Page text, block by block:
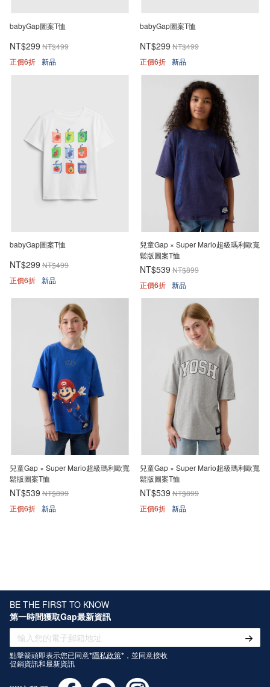
babyGap圖案T恤
NT$299 NT$499
正價6折 新品
babyGap圖案T恤
NT$299 NT$499
正價6折 新品
babyGap圖案T恤
NT$299 NT$499
正價6折 新品
兒童Gap × Super Mario超級瑪利歐寬
鬆版圖案T恤
NT$539 NT$899
正價6折 新品
兒童Gap × Super Mario超級瑪利歐寬
鬆版圖案T恤
NT$539 NT$899
正價6折 新品
兒童Gap × Super Mario超級瑪利歐寬
鬆版圖案T恤
NT$539 NT$899
正價6折 新品
BE THE FIRST TO KNOW
第一時間獲取Gap最新資訊
點擊箭頭即表示您已同意*隱私政策*，並同意接收
促銷資訊和最新資訊